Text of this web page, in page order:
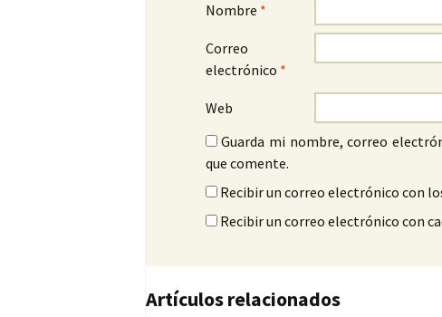
Nombre *
Correo
electrónico *
Web
Guarda mi nombre, correo
que comente.
Recibir un correo electrónico con
Recibir un correo electrónico con
Artículos relacionados